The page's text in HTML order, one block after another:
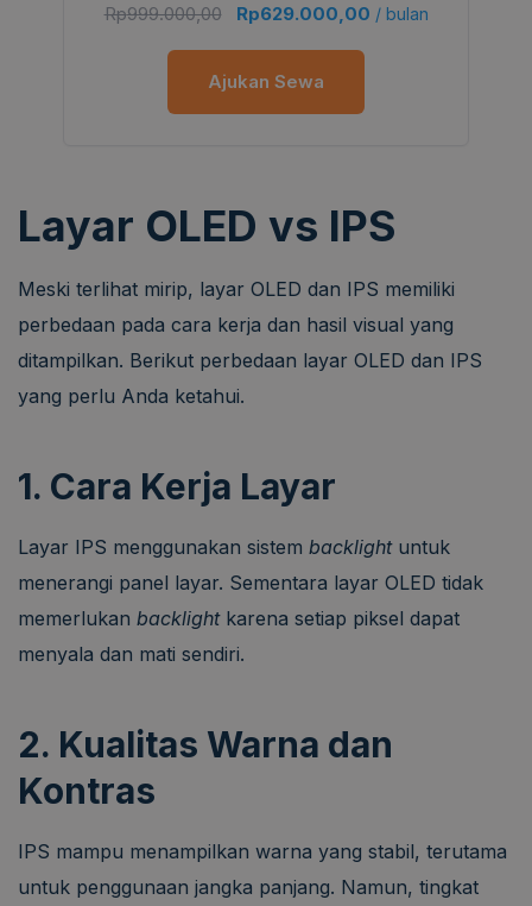
Rp999.000,00 Rp629.000,00 / bulan
Ajukan Sewa
Layar OLED vs IPS
Meski terlihat mirip, layar OLED dan IPS memiliki
perbedaan pada cara kerja dan hasil visual yang
ditampilkan. Berikut perbedaan layar OLED dan IPS
yang perlu Anda ketahui.
1. Cara Kerja Layar
Layar IPS menggunakan sistem backlightuntuk
menerangi panel layar. Sementara layar OLED tidak
memerlukan backlightkarena setiap piksel dapat
menyala dan mati sendiri.
2. Kualitas Warna dan
Kontras
IPS mampu menampilkan warna yang stabil, terutama
untuk penggunaan jangka panjang. Namun, tingkat